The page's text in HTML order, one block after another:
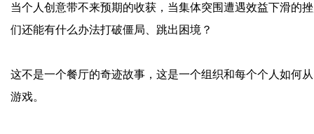
当个人创意带不来预期的收获，当集体突围遭遇效益下滑的
们还能有什么办法打破僵局、跳出困境？
这不是一个餐厅的奇迹故事，这是一个组织和每个个人如何
游戏。